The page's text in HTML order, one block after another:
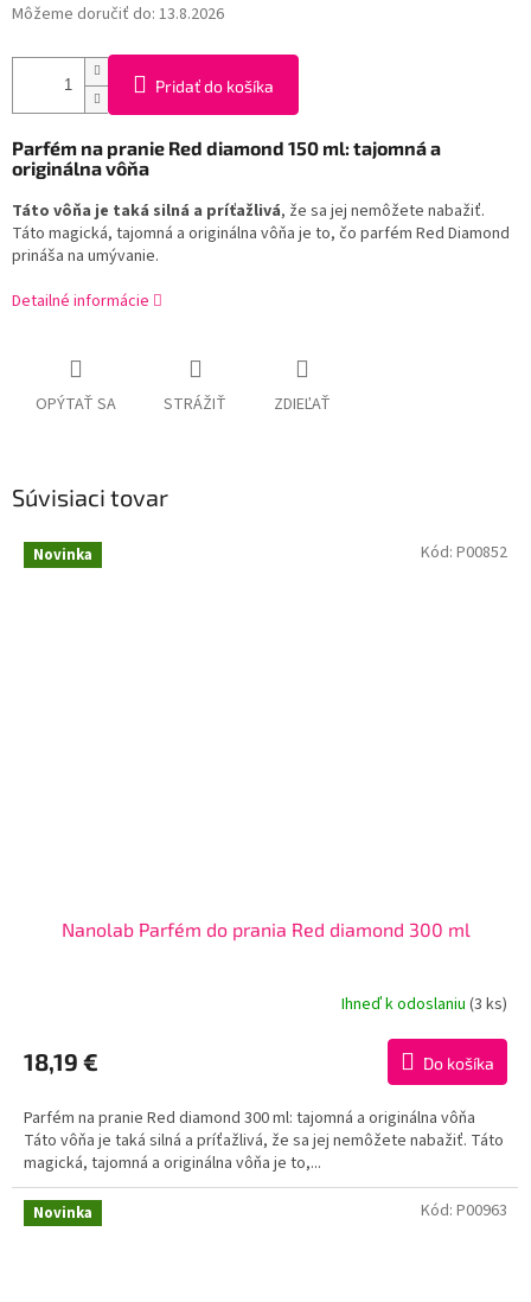
Môžeme doručiť do: 13.8.2026
Pridať do košíka
Parfém na pranie Red diamond 150 ml: tajomná a
originálna vôňa
Táto vôňa je taká silná a príťažlivá, že sa jej nemôžete nabažiť.
Táto magická, tajomná a originálna vôňa je to, čo parfém Red Diamond
prináša na umývanie.
Detailné informácie
OPÝTAŤ SA STRÁŽIŤ ZDIEĽAŤ
Súvisiaci tovar
Novinka
Nanolab Parfém do prania Red diamond 300 ml
produktu
je
z
5
hviezdičiek.
Ihneď k odoslaniu(3 ks)
18,19 € Do košíka
Parfém na pranie Red diamond 300 ml: tajomná a originálna vôňa
Táto vôňa je taká silná a príťažlivá, že sa jej nemôžete nabažiť. Táto
magická, tajomná a originálna vôňa je to,...
Kód: P00852
Novinka Kód: P00963